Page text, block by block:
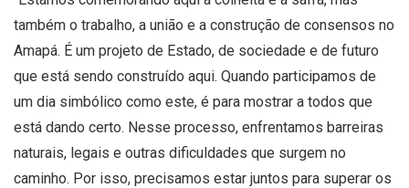
também o trabalho, a união e a construção de consensos no
Amapá. É um projeto de Estado, de sociedade e de futuro
que está sendo construído aqui. Quando participamos de
um dia simbólico como este, é para mostrar a todos que
está dando certo. Nesse processo, enfrentamos barreiras
naturais, legais e outras dificuldades que surgem no
caminho. Por isso, precisamos estar juntos para superar os